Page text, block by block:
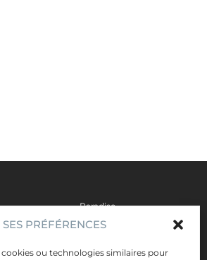
PRÉFÉRENCES
ou technologies similaires pour
Paradise
Artistes